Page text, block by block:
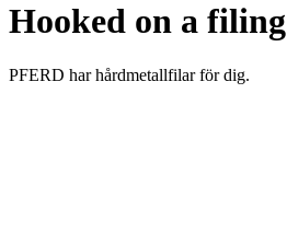
Hooked on a filing
PFERD har hårdmetallfilar för dig.